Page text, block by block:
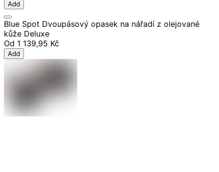
Add
Blue Spot Dvoupásový opasek na nářadí z olejované
kůže Deluxe
Od 1 139,95 Kč
Add